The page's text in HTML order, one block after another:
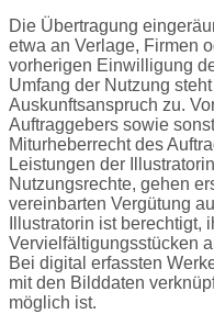
Die Übertragung
etwa an Verlage, Firmen
vorherigen Einwilligung
Umfang der Nutzung
Auskunftsanspruch zu.
Auftraggebers sowie
Miturheberrecht des
Leistungen der
Nutzungsrechte, gehen
vereinbarten Vergütung
Illustratorin ist
Vervielfältigungsstücken
Bei digital erfassten
mit den Bilddaten
möglich ist.